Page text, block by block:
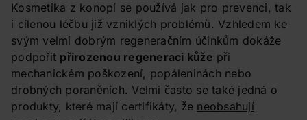
Kosmetika z konopí se používá jak pro prevenci, tak
i cílenou léčbu již vzniklých problémů. Vzhledem ke
svým velmi dobrým regeneračním účinkům dokáže
podpořit přirozenou regeneraci kůže při
mechanickém poškození, popáleninách nebo
drobných poraněních. Velmi často se také jedná o
produkty, které mají certifikáty, že neobsahují